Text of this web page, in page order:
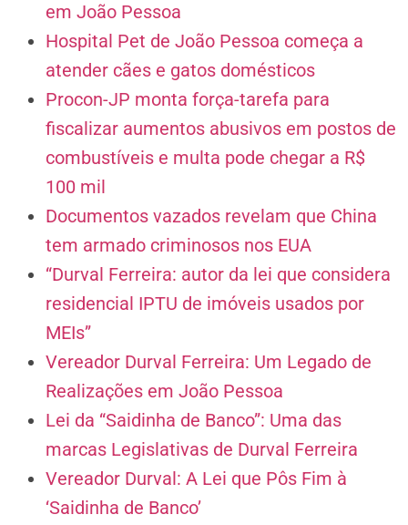
em João Pessoa
Hospital Pet de João Pessoa começa a
atender cães e gatos domésticos
Procon-JP monta força-tarefa para
fiscalizar aumentos abusivos em postos de
combustíveis e multa pode chegar a R$
100 mil
Documentos vazados revelam que China
tem armado criminosos nos EUA
“Durval Ferreira: autor da lei que considera
residencial IPTU de imóveis usados por
MEIs”
Vereador Durval Ferreira: Um Legado de
Realizações em João Pessoa
Lei da “Saidinha de Banco”: Uma das
marcas Legislativas de Durval Ferreira
Vereador Durval: A Lei que Pôs Fim à
‘Saidinha de Banco’